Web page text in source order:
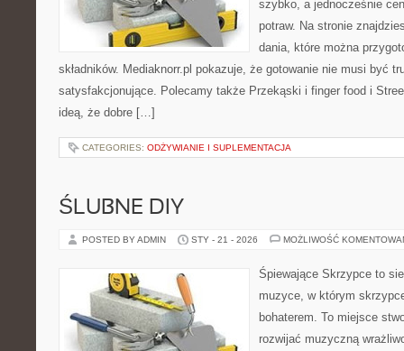
szybko, a jednocześnie
potraw. Na stronie
dania, które można
składników. Mediaknorr.pl pokazuje, że gotowanie nie musi być
satysfakcjonujące. Polecamy także Przekąski i finger food i
ideą, że dobre […]
CATEGORIES: ODŻYWIANIE I SUPLEMENTACJA
ŚLUBNE DIY
POSTED BY ADMIN STY - 21 - 2026 MOŻLIWOŚĆ
Śpiewające Skrzypce to
muzyce, w którym
bohaterem. To miejsce
rozwijać muzyczną